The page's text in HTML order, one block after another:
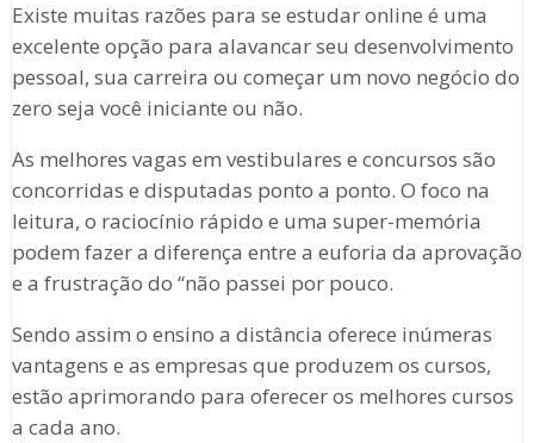
Existe muitas razões para se estudar online é uma
excelente opção para alavancar seu desenvolvimento
pessoal, sua carreira ou começar um novo negócio do
zero seja você iniciante ou não.
As melhores vagas em vestibulares e concursos são
concorridas e disputadas ponto a ponto. O foco na
leitura, o raciocínio rápido e uma super-memória
podem fazer a diferença entre a euforia da aprovação
e a frustração do “não passei por pouco.
Sendo assim o ensino a distância oferece inúmeras
vantagens e as empresas que produzem os cursos,
estão aprimorando para oferecer os melhores cursos
a cada ano.